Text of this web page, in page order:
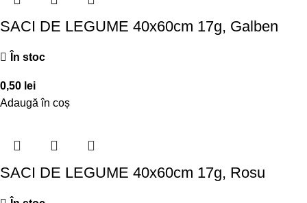
SACI DE LEGUME 40x60cm 17g, Galben
În stoc
0,50 lei
Adaugă în coș
SACI DE LEGUME 40x60cm 17g, Rosu